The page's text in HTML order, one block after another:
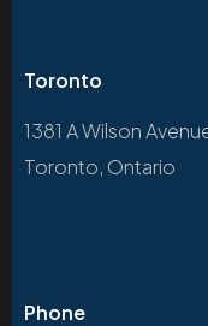
Toronto
1381 A Wilson
Toronto, Ontario
Phone